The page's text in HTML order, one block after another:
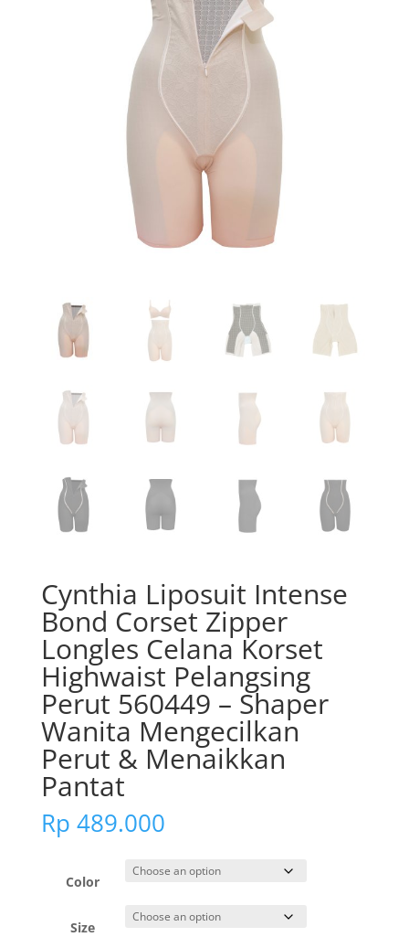
Cynthia Liposuit Intense
Bond Corset Zipper
Longles Celana Korset
Highwaist Pelangsing
Perut 560449 – Shaper
Wanita Mengecilkan
Perut & Menaikkan
Pantat
Rp 489.000
Color
Size